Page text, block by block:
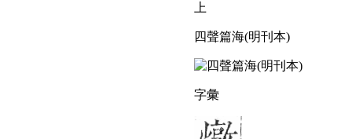
上
四聲篇海(明刊本)
字彙